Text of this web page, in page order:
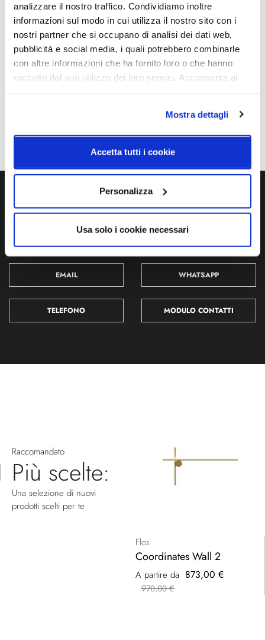
analizzare il nostro traffico. Condividiamo inoltre
informazioni sul modo in cui utilizza il nostro sito con i
nostri partner che si occupano di analisi dei dati web,
pubblicità e social media, i quali potrebbero combinarle
con altre informazioni che ha fornito loro o che hanno
raccolto dal suo utilizzo dei loro servizi. Acconsenta ai
Mostra dettagli
Accetta tutti i cookie
Personalizza
Usa solo i cookie necessari
Schemi tecnici
Ti servono maggiori informazioni?
Contattaci via Chat, via telefono allo + 39 039 9909099 oppure
EMAIL WHATSAPP
TELEFONO MODULO CONTATTI
Raccomandato
Più scelte:
Una selezione di nuovi
prodotti scelti per te
Flos
Coordinates Wall 2
A partire da 873,00 €
970,00 €